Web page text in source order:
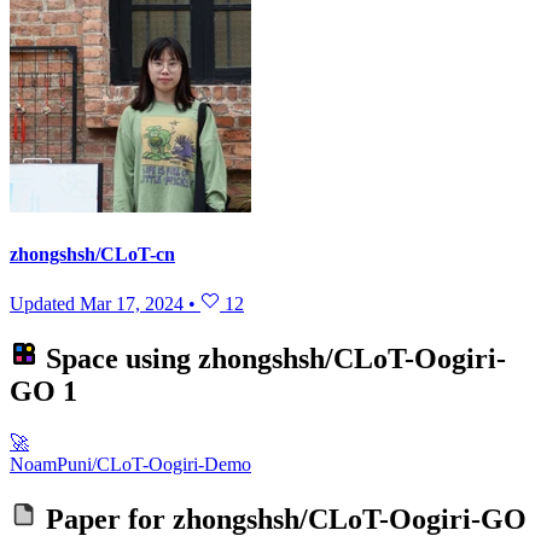
zhongshsh/CLoT-cn
Updated Mar 17, 2024 • 12
Space using zhongshsh/CLoT-Oogiri-
GO 1
🚀
NoamPuni/CLoT-Oogiri-Demo
Paper for zhongshsh/CLoT-Oogiri-GO